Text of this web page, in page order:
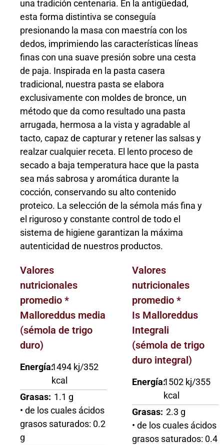
una tradición centenaria. En la antigüedad,
esta forma distintiva se conseguía
presionando la masa con maestría con los
dedos, imprimiendo las características líneas
finas con una suave presión sobre una cesta
de paja. Inspirada en la pasta casera
tradicional, nuestra pasta se elabora
exclusivamente con moldes de bronce, un
método que da como resultado una pasta
arrugada, hermosa a la vista y agradable al
tacto, capaz de capturar y retener las salsas y
realzar cualquier receta. El lento proceso de
secado a baja temperatura hace que la pasta
sea más sabrosa y aromática durante la
cocción, conservando su alto contenido
proteico. La selección de la sémola más fina y
el riguroso y constante control de todo el
sistema de higiene garantizan la máxima
autenticidad de nuestros productos.
Valores
nutricionales
promedio *
Malloreddus media
(sémola de trigo
duro)
Energía:1494 kj/352
kcal
Grasas: 1.1 g
• de los cuales ácidos
grasos saturados: 0.2
g
Valores
nutricionales
promedio *
Is Malloreddus
Integrali
(sémola de trigo
duro integral)
Energía:1502 kj/355
kcal
Grasas: 2.3 g
• de los cuales ácidos
grasos saturados: 0.4